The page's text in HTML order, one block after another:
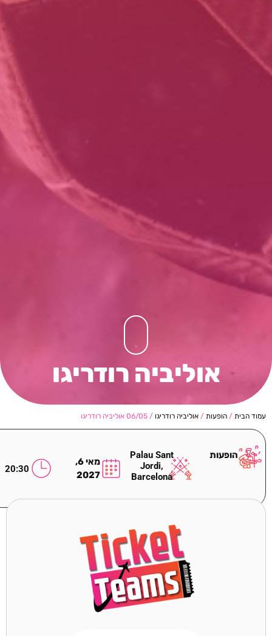
אוליביה רודריגו
עמוד הבית / הופעות / אוליביה רודריגו / 06/05 אוליביה רודריגו
הופעות
Palau Sant
Jordi,
Barcelona
מאי 6,
2027
20:30